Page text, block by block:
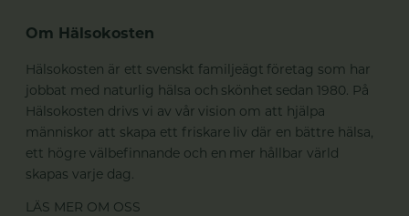
Om Hälsokosten
Hälsokosten är ett svenskt familjeägt företag som har
jobbat med naturlig hälsa och skönhet sedan 1980. På
Hälsokosten drivs vi av vår vision om att hjälpa
människor att skapa ett friskare liv där en bättre hälsa,
ett högre välbefinnande och en mer hållbar värld
skapas varje dag.
LÄS MER OM OSS